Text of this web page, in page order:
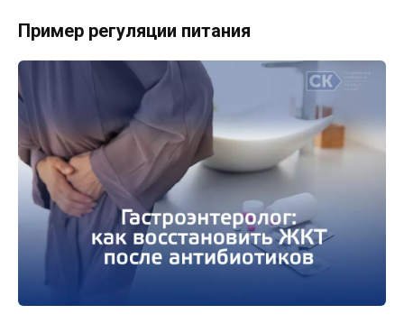
Пример регуляции питания